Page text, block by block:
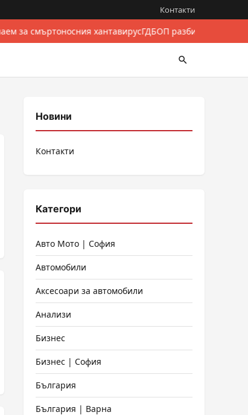
Контакти
за смъртоносния хантавирусГДБОП разби
Новини
Контакти
Категори
Авто Мото | София
Автомобили
Аксесоари за автомобили
Анализи
Бизнес
Бизнес | София
България
България | Варна